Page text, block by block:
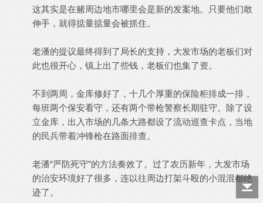
这其实是在赌周边地市哪里会是新的发案地。只要他们敢
伸手，就得掂量掂量会被抓住。
老潘的提议最终得到了局长的支持，大发市场的老板们对
此也很开心，镇上出了些钱，老板们也集了资。
不到两周，金库修好了，十几个厚重的保险柜排成一排，
每班两个保安看守，还有两个带枪警察长期驻守。除了设
立金库，出入市场的几条大路都设了流动巡查卡点，当地
的民兵带着冲锋枪在路面排查。
老潘“严防死守”的方法奏效了。过了农历新年，大发市场
的治安环境好了很多，连以往周边打架斗殴的小混混都绝
迹了。